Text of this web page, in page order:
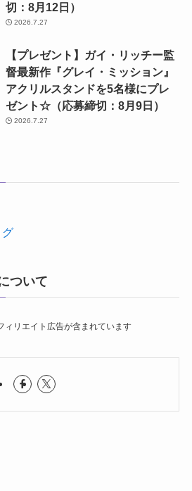
切：8月12日）
2026.7.27
【プレゼント】ガイ・リッチー監
督最新作『グレイ・ミッション』
アクリルスタンドを5名様にプレ
ゼント☆（応募締切：8月9日）
2026.7.27
グ
ついて
ィリエイト広告が含まれています